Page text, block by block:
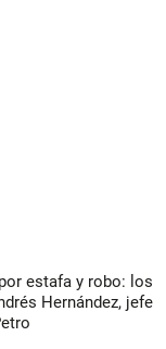
estafa y robo: los
Hernández, jefe